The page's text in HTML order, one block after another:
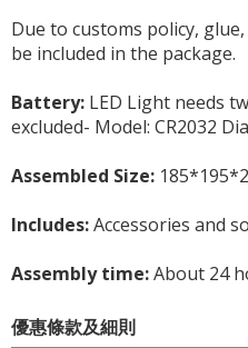
Due to customs policy,
be included in the package.
Battery: LED Light needs
excluded- Model: CR2032
Assembled Size:
Includes:Accessories and
Assembly time:About 24
優惠條款及細則